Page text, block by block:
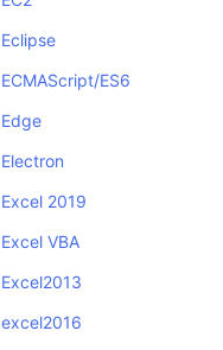
Eclipse
ECMAScript/ES6
Edge
Electron
Excel 2019
Excel VBA
Excel2013
excel2016